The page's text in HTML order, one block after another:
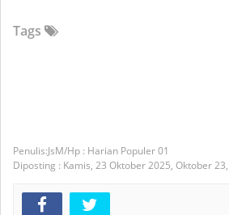
Tags
JsM/Hp : Harian Populer 01
Diposting : Kamis, 23 Oktober 2025, Oktober